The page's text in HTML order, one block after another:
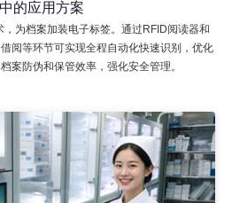
的应用方案
为档案加装电子标签。通过RFID阅读器和
阅等环节可实现全程自动化快速识别，优化
案防伪和保管效率，强化安全管理。